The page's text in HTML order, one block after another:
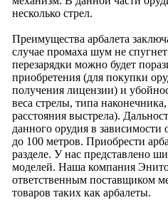
несколько стрел.
Преимущества арбалета
случае промаха шум не
перезарядки можно будет
приобретения (для покупки
получения лицензии) и
веса стрелы, типа
расстояния выстрела).
данного орудия в зависимости
до 100 метров. Приобрести
разделе. У нас представлено
моделей. Наша компания
ответственным поставщиком
товаров таких как арбалеты.